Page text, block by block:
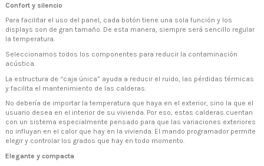
Confort y silencio
Para facilitar el uso del panel, cada botón tiene una sola función y los
displays son de gran tamaño. De esta manera, siempre será sencillo regular
la temperatura.
Seleccionamos todos los componentes para reducir la contaminación
acústica.
La estructura de “caja única” ayuda a reducir el ruido, las pérdidas térmicas
y facilita el mantenimiento de las calderas.
No debería de importar la temperatura que haya en el exterior, sino la que el
usuario desea en el interior de su vivienda. Por eso, estas calderas cuentan
con un sistema especialmente pensado para que las variaciones exteriores
no influyan en el calor que hay en la vivienda. El mando programador permite
elegir y controlar los grados que hay en todo momento.
Elegante y compacta